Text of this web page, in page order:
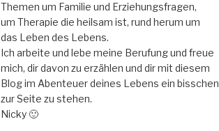
Themen um Familie und Erziehungsfragen,
um Therapie die heilsam ist, rund herum um
das Leben des Lebens.
Ich arbeite und lebe meine Berufung und freue
mich, dir davon zu erzählen und dir mit diesem
Blog im Abenteuer deines Lebens ein bisschen
zur Seite zu stehen.
Nicky 🙂